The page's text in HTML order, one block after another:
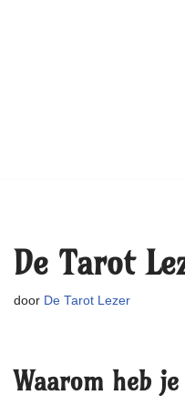
De Tarot
door De Tarot Lezer
Waarom heb